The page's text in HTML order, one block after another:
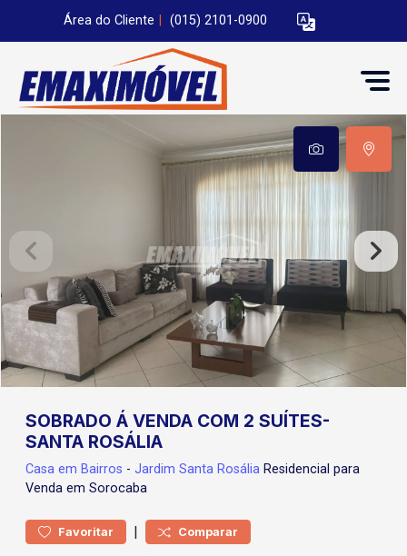
Área do Cliente (015) 2101-0900
SOBRADO Á VENDA COM 2 SUÍTES-
SANTA ROSÁLIA
Casa em Bairros - Jardim Santa Rosália Residencial para
Venda em Sorocaba
Favoritar | Comparar